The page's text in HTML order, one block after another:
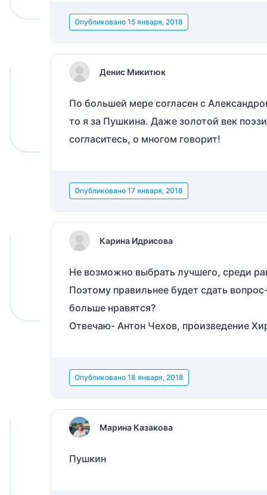
Опубликовано 15 января, 2018
Денис Микитюк
По большей мере согласен с
то я за Пушкина. Даже золотой век
согласитесь, о многом говорит!
Опубликовано 17 января, 2018
Карина Идрисова
Не возможно выбрать лучшего, среди
Поэтому правильнее будет сдать
больше нравятся?
Отвечаю- Антон Чехов, произведение
Опубликовано 18 января, 2018
Марина Казакова
Пушкин